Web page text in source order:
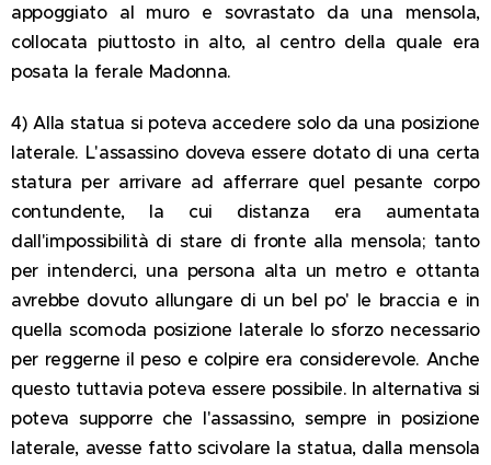
appoggiato al muro e sovrastato da una mensola,
collocata piuttosto in alto, al centro della quale era
posata la ferale Madonna.
4) Alla statua si poteva accedere solo da una posizione
laterale. L'assassino doveva essere dotato di una certa
statura per arrivare ad afferrare quel pesante corpo
contundente, la cui distanza era aumentata
dall'impossibilità di stare di fronte alla mensola; tanto
per intenderci, una persona alta un metro e ottanta
avrebbe dovuto allungare di un bel po' le braccia e in
quella scomoda posizione laterale lo sforzo necessario
per reggerne il peso e colpire era considerevole. Anche
questo tuttavia poteva essere possibile. In alternativa si
poteva supporre che l'assassino, sempre in posizione
laterale, avesse fatto scivolare la statua, dalla mensola